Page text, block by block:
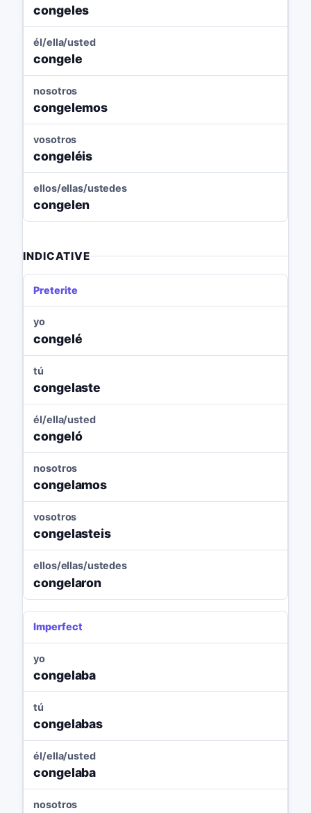
congeles
él/ella/usted
congele
nosotros
congelemos
vosotros
congeléis
ellos/ellas/ustedes
congelen
INDICATIVE
Preterite
yo
congelé
tú
congelaste
él/ella/usted
congeló
nosotros
congelamos
vosotros
congelasteis
ellos/ellas/ustedes
congelaron
Imperfect
yo
congelaba
tú
congelabas
él/ella/usted
congelaba
nosotros